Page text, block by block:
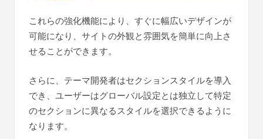
これらの強化機能により、すぐに幅広いデザインが
可能になり、サイトの外観と雰囲気を簡単に向上さ
せることができます。
さらに、テーマ開発者はセクションスタイルを導入
でき、ユーザーはグローバル設定とは独立して特定
のセクションに異なるスタイルを選択できるように
なります。